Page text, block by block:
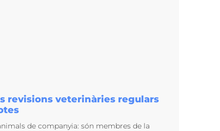
revisions veterinàries regulars
de companyia: són membres de la